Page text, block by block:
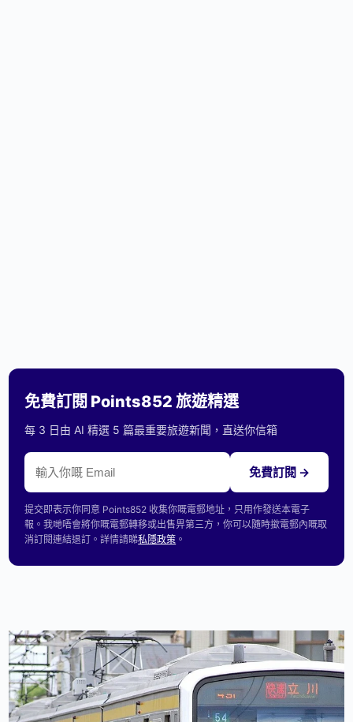
免費訂閱 Points852 旅遊精選
每 3 日由 AI 精選 5 篇最重要旅遊新聞，直送你信箱
免費訂閱 →
提交即表示你同意 Points852 收集你嘅電郵地址，只用作發送本電子
報。我哋唔會將你嘅電郵轉移或出售畀第三方，你可以隨時撳電郵內嘅取
消訂閱連結退訂。詳情請睇私隱政策 。